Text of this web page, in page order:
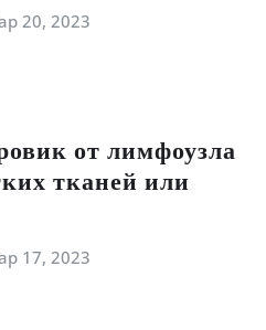
20, 2023
от лимфоузла
тканей или
17, 2023